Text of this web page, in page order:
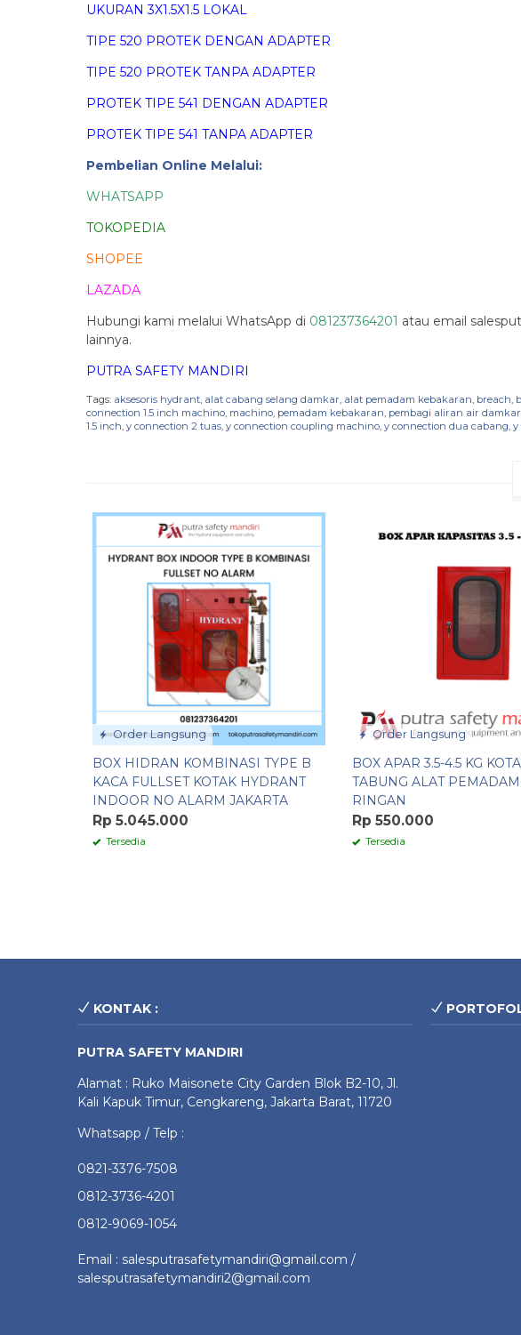
UKURAN 3X1.5X1.5 LOKAL
TIPE 520 PROTEK DENGAN ADAPTER
TIPE 520 PROTEK TANPA ADAPTER
PROTEK TIPE 541 DENGAN ADAPTER
PROTEK TIPE 541 TANPA ADAPTER
Pembelian Online Melalui:
WHATSAPP
TOKOPEDIA
SHOPEE
LAZADA
Hubungi kami melalui WhatsApp di 081237364201 atau email
lainnya.
PUTRA SAFETY MANDIRI
Tags: aksesoris hydrant alat cabang selang damkar alat pemadam kebakaran breach
connection 1.5 inch machino machino pemadam kebakaran pembagi aliran air damkar
1.5 inch y connection 2 tuas y connection coupling machino y connection dua cabang y
Order Langsung
BOX HIDRAN KOMBINASI TYPE B
KACA FULLSET KOTAK HYDRANT
INDOOR NO ALARM JAKARTA
Rp 5.045.000
Tersedia
Order Langsung
BOX APAR 3.5-4.5 KG
TABUNG ALAT
RINGAN
Rp 550.000
Tersedia
KONTAK :
PUTRA SAFETY MANDIRI
Alamat : Ruko Maisonete City Garden Blok B2-10, Jl.
Kali Kapuk Timur, Cengkareng, Jakarta Barat, 11720
Whatsapp / Telp :
0821-3376-7508
0812-3736-4201
0812-9069-1054
Email : salesputrasafetymandiri@gmail.com /
salesputrasafetymandiri2@gmail.com